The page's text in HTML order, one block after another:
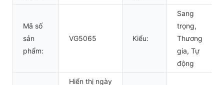
Mã số
sản
phẩm:
VG5065 Kiểu:
Sang
trọng,
Thương
gia, Tự
động
Hiển thị ngày